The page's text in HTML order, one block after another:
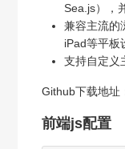
Sea.js），
兼容主流的
iPad等平板
支持自定义
Github下载地址
前端js配置